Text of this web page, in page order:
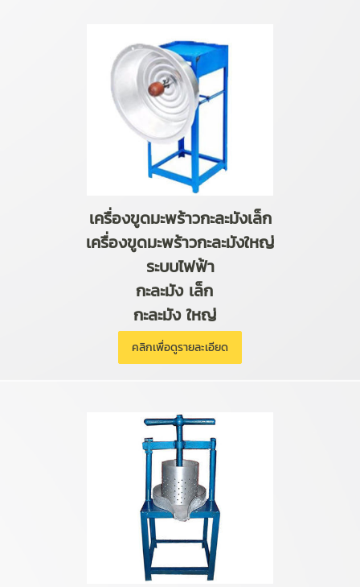
เครื่องขูดมะพร้าวกะละมังเล็ก
เครื่องขูดมะพร้าวกะละมังใหญ่
ระบบไฟฟ้า
กะละมัง เล็ก
กะละมัง ใหญ่
คลิกเพื่อดูรายละเอียด